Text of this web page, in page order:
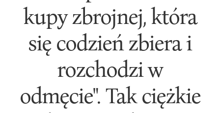
kupy zbrojnej, która
się codzień zbiera i
rozchodzi w
odmęcie". Tak ciężkie